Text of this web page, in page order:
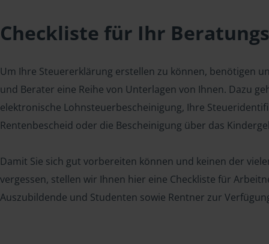
Checkliste für Ihr
Um Ihre Steuererklärung erstellen zu können, benötigen
und Berater eine Reihe von Unterlagen von Ihnen. Dazu
elektronische Lohnsteuerbescheinigung, Ihre
Rentenbescheid oder die Bescheinigung über das
Damit Sie sich gut vorbereiten können und keinen der
vergessen, stellen wir Ihnen hier eine Checkliste für
Auszubildende und Studenten sowie Rentner zur